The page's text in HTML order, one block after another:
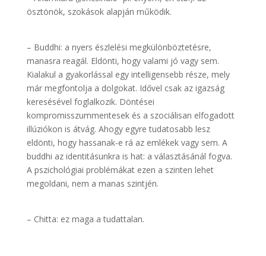
ösztönök, szokások alapján működik.
– Buddhi: a nyers észlelési megkülönböztetésre,
manasra reagál. Eldönti, hogy valami jó vagy sem.
Kialakul a gyakorlással egy intelligensebb része, mely
már megfontolja a dolgokat. Idővel csak az igazság
keresésével foglalkozik. Döntései
kompromisszummentesek és a szociálisan elfogadott
illúziókon is átvág. Ahogy egyre tudatosabb lesz
eldönti, hogy hassanak-e rá az emlékek vagy sem. A
buddhi az identitásunkra is hat: a választásánál fogva.
A pszichológiai problémákat ezen a szinten lehet
megoldani, nem a manas szintjén.
– Chitta: ez maga a tudattalan.